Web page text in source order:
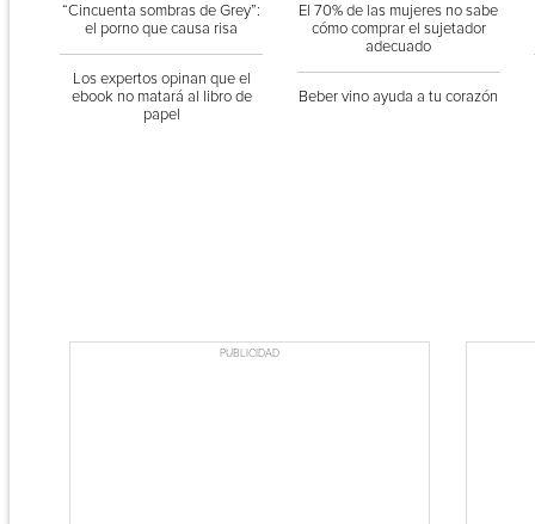
“Cincuenta sombras de Grey”:
el porno que causa risa
Los expertos opinan que el
ebook no matará al libro de
papel
El 70% de las mujeres no sabe
cómo comprar el sujetador
adecuado
Beber vino ayuda a tu corazón
PUBLICIDAD